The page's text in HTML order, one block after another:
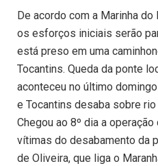
De acordo com a Marinha
os esforços iniciais serão
está preso em uma
Tocantins. Queda da ponte
aconteceu no último
e Tocantins desaba sobre rio
Chegou ao 8º dia a
vítimas do desabamento da
de Oliveira, que liga o